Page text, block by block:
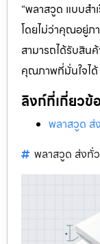
“พลาสวูด แบบส
โดยไม่ว่าคุณอยู่ภ
สามารถได้รับสิน
คุณภาพที่มั่นใจได้
ลิงก์ที่เกี่ยวข้
พลาสวูด ส่
พลาสวูด ส่งทั่